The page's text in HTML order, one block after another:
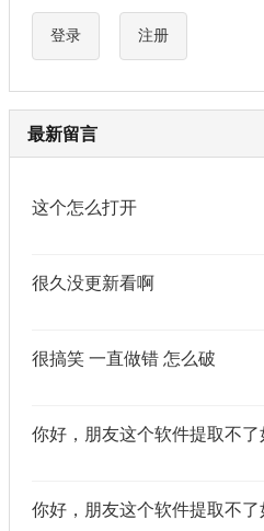
登录 注册
最新留言
这个怎么打开
很久没更新看啊
很搞笑 一直做错 怎么破